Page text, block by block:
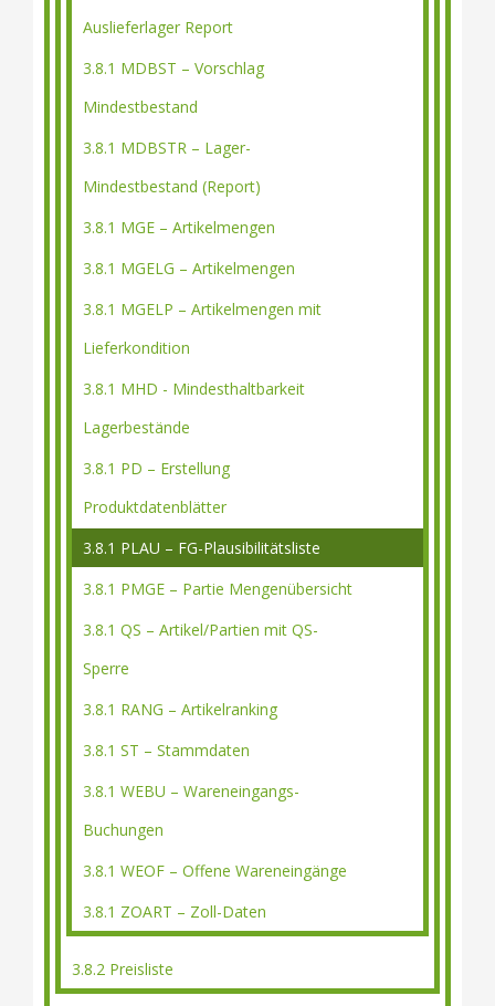
Auslieferlager Report
3.8.1 MDBST – Vorschlag
Mindestbestand
3.8.1 MDBSTR – Lager-
Mindestbestand (Report)
3.8.1 MGE – Artikelmengen
3.8.1 MGELG – Artikelmengen
3.8.1 MGELP – Artikelmengen mit
Lieferkondition
3.8.1 MHD - Mindesthaltbarkeit
Lagerbestände
3.8.1 PD – Erstellung
Produktdatenblätter
3.8.1 PLAU – FG-Plausibilitätsliste
3.8.1 PMGE – Partie Mengenübersicht
3.8.1 QS – Artikel/Partien mit QS-
Sperre
3.8.1 RANG – Artikelranking
3.8.1 ST – Stammdaten
3.8.1 WEBU – Wareneingangs-
Buchungen
3.8.1 WEOF – Offene Wareneingänge
3.8.1 ZOART – Zoll-Daten
3.8.2 Preisliste